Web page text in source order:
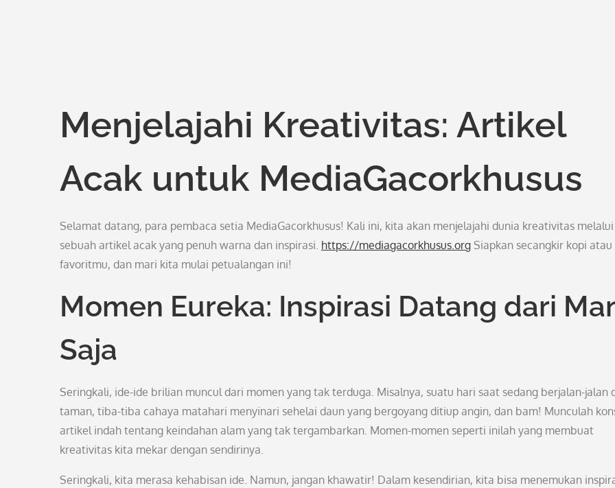
Menjelajahi Kreativitas: Artikel
Acak untuk MediaGacorkhusus
Selamat datang, para pembaca setia MediaGacorkhusus! Kali ini, kita akan menjelajahi dunia kreativitas melalui
sebuah artikel acak yang penuh warna dan inspirasi. https://mediagacorkhusus.org Siapkan secangkir kopi
favoritmu, dan mari kita mulai petualangan ini!
Momen Eureka: Inspirasi Datang dari
Saja
Seringkali, ide-ide brilian muncul dari momen yang tak terduga. Misalnya, suatu hari saat sedang berjalan-jalan
taman, tiba-tiba cahaya matahari menyinari sehelai daun yang bergoyang ditiup angin, dan bam! Munculah
artikel indah tentang keindahan alam yang tak tergambarkan. Momen-momen seperti inilah yang membuat
kreativitas kita mekar dengan sendirinya.
Seringkali, kita merasa kehabisan ide. Namun, jangan khawatir! Dalam kesendirian, kita bisa menemukan